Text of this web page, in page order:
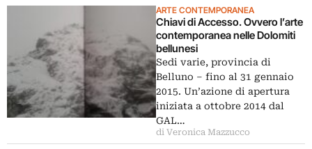
ARTE CONTEMPORANEA
Chiavi di Accesso. Ovvero l’arte
contemporanea nelle Dolomiti
bellunesi
Sedi varie, provincia di
Belluno – fino al 31 gennaio
2015. Un’azione di apertura
iniziata a ottobre 2014 dal
GAL…
di Veronica Mazzucco